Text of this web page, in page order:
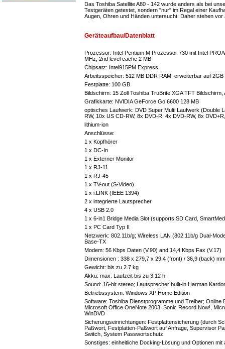
Das Toshiba Satellite A80 - 142 wurde anders als bei
Testgeräten getestet, sondern "nur" im Regal einer
Augen, Ohren und Händen untersucht. Daher stehen
Geräteaufbau/Datenblatt
Prozessor: Intel Pentium M Prozessor 730 mit Intel
MHz; 2nd level cache 2 MB
Chipsatz: Intel915PM Express
Arbeitsspeicher: 512 MB DDR RAM, erweiterbar auf 2GB
Festplatte: 100 GB
Bildschirm: 15 Zoll Toshiba TruBrite XGA TFT
Grafikkarte: NVIDIA GeForce Go 6600 128 MB
optisches Laufwerk: DVD Super Multi Laufwerk (Double
RW, 10x US CD-RW, 8x DVD-R, 4x DVD-RW, 8x
lithium-ion
Anschlüsse:
1 x Kopfhörer
1 x DC-In
1 x Externer Monitor
1 x RJ-11
1 x RJ-45
1 x TV-out (S-Video)
1 x i.LINK (IEEE 1394)
2 x integrierte Lautsprecher
4 x USB 2.0
1 x 6-in1 Bridge Media Slot (supports SD Card,
1 x PC Card Typ II
Netzwerk: 802.11b/g; Wireless LAN (802.11b/g Dual-
Base-TX
Modem: 56 Kbps Daten (V.90) and 14,4 Kbps Fax (V.17)
Dimensionen : 338 x 279,7 x 29,4 (front) / 36,9 (back) mm
Gewicht: bis zu 2.7 kg
Akku: max. Laufzeit bis zu 3:12 h
Sound: 16-bit stereo; Lautsprecher built-in Harman
Betriebssystem: Windows XP Home Edition
Software: Toshiba Dienstprogramme und Treiber;
Microsoft Office OneNote 2003, Sonic Record Now!,
WinDVD
Sicherungseinrichtungen: Festplattensicherung (durch
Paßwort, Festplatten-Paßwort auf Anfrage, Supervisor
Switch, System Passwortschutz
Sonstiges: einheitliche Docking-Lösung und Optionen